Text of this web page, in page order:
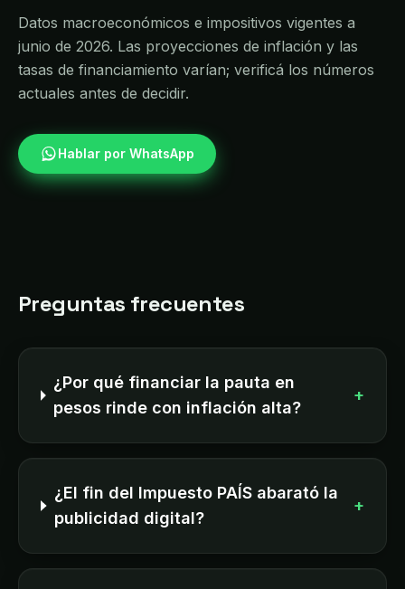
Datos macroeconómicos e impositivos vigentes a
junio de 2026. Las proyecciones de inflación y las
tasas de financiamiento varían; verificá los números
actuales antes de decidir.
Hablar por WhatsApp
Preguntas frecuentes
¿Por qué financiar la pauta en
pesos rinde con inflación alta?
+
¿El fin del Impuesto PAÍS abarató la
publicidad digital?
+